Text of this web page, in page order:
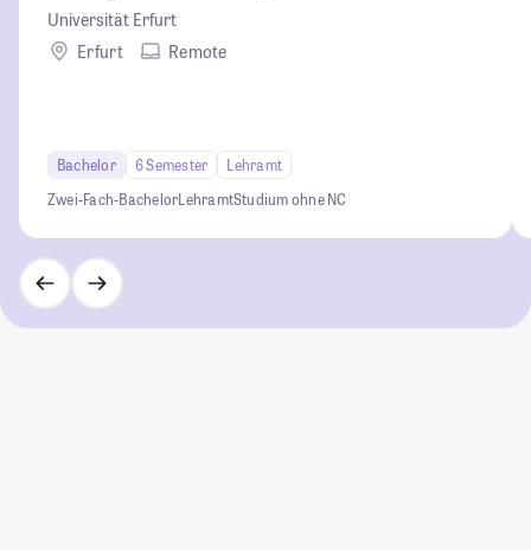
Universität Erfurt
Erfurt
Remote
Bachelor 6 Semester
Lehramt
Zwei-Fach-BachelorLehramtStudium ohne NC